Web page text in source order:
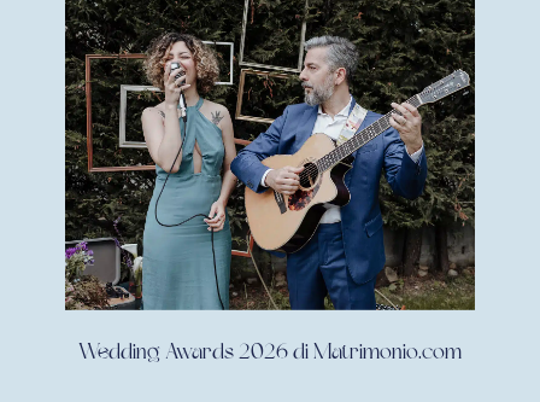
Wedding Awards 2026 di Matrimonio.com